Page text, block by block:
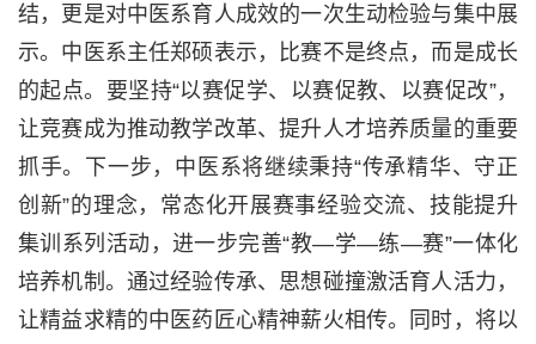
结，更是对中医系育人成效的一次生动检验与集中展
示。中医系主任郑硕表示，比赛不是终点，而是成长
的起点。要坚持“以赛促学、以赛促教、以赛促改”，
让竞赛成为推动教学改革、提升人才培养质量的重要
抓手。下一步，中医系将继续秉持“传承精华、守正
创新”的理念，常态化开展赛事经验交流、技能提升
集训系列活动，进一步完善“教—学—练—赛”一体化
培养机制。通过经验传承、思想碰撞激活育人活力，
让精益求精的中医药匠心精神薪火相传。同时，将以